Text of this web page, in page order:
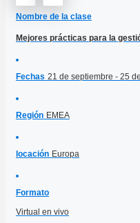
Nombre de la clase
Mejores prácticas para la
Fechas 21 de septiembre - 25
Región EMEA
locación Europa
Formato
Virtual en vivo